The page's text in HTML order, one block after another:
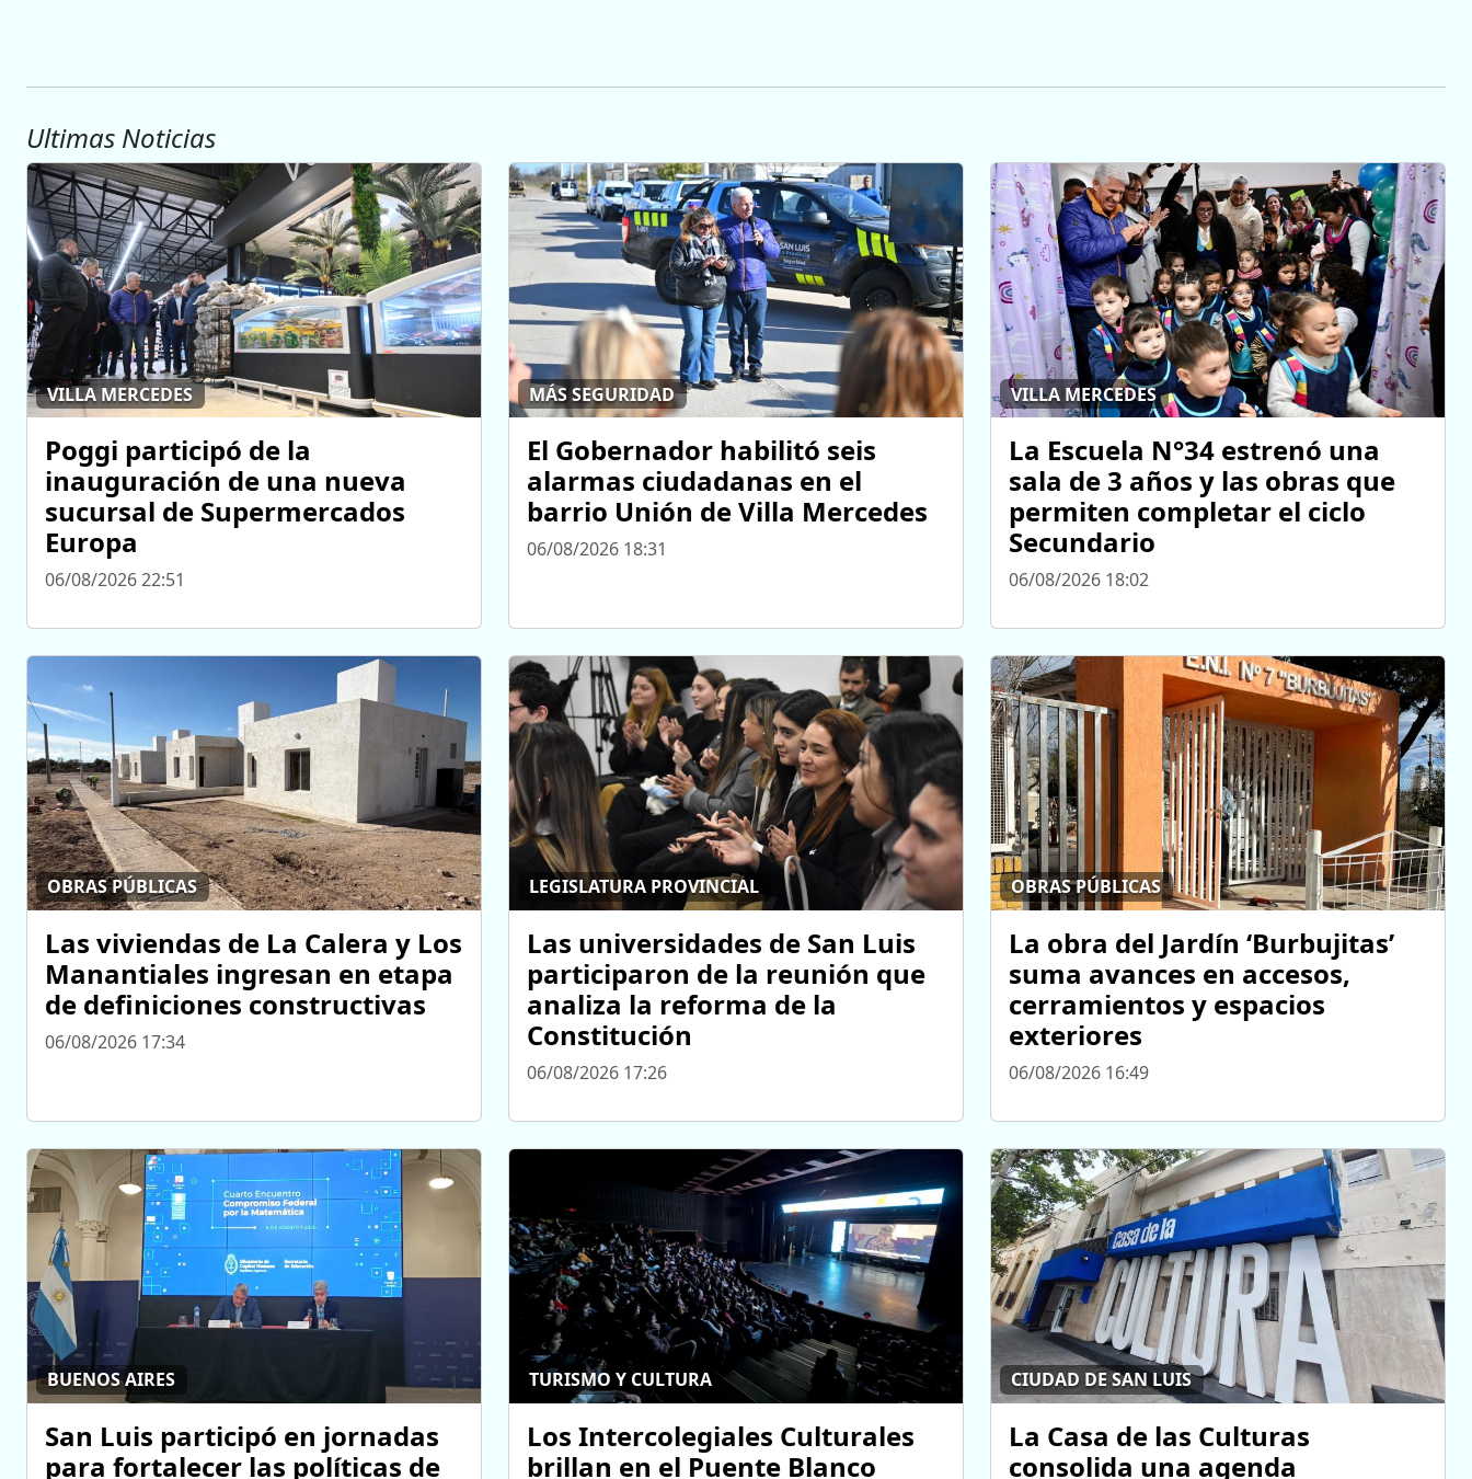
Ultimas Noticias
VILLA MERCEDES
Poggi participó de la
inauguración de una nueva
sucursal de Supermercados
Europa
06/08/2026 22:51
MÁS SEGURIDAD
El Gobernador habilitó seis
alarmas ciudadanas en el
barrio Unión de Villa Mercedes
06/08/2026 18:31
VILLA MERCEDES
La Escuela N°34 estrenó una
sala de 3 años y las obras que
permiten completar el ciclo
Secundario
06/08/2026 18:02
OBRAS PÚBLICAS
Las viviendas de La Calera y Los
Manantiales ingresan en etapa
de definiciones constructivas
06/08/2026 17:34
LEGISLATURA PROVINCIAL
Las universidades de San Luis
participaron de la reunión que
analiza la reforma de la
Constitución
06/08/2026 17:26
OBRAS PÚBLICAS
La obra del Jardín ‘Burbujitas’
suma avances en accesos,
cerramientos y espacios
exteriores
06/08/2026 16:49
BUENOS AIRES
San Luis participó en jornadas
para fortalecer las políticas de
TURISMO Y CULTURA
Los Intercolegiales Culturales
brillan en el Puente Blanco
CIUDAD DE SAN LUIS
La Casa de las Culturas
consolida una agenda